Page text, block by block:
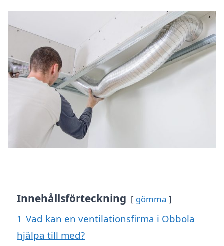
Innehållsförteckning gömma
1 Vad kan en ventilationsfirma i Obbola
hjälpa till med?